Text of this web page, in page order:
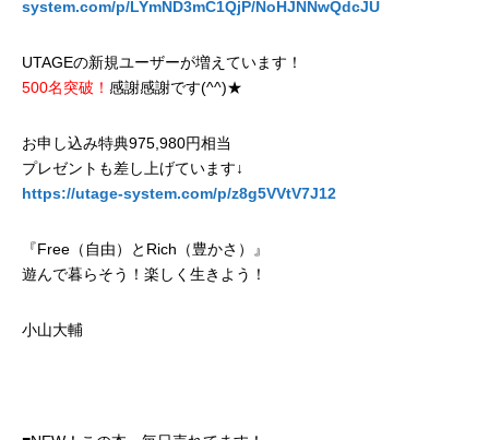
system.com/p/LYmND3mC1QjP/NoHJNNwQdcJU
UTAGEの新規ユーザーが増えています！
500名突破！ 感謝感謝です(^^)★
お申し込み特典975,980円相当
プレゼントも差し上げています↓
https://utage-system.com/p/z8g5VVtV7J12
『Free（自由）とRich（豊かさ）』
遊んで暮らそう！楽しく生きよう！
小山大輔